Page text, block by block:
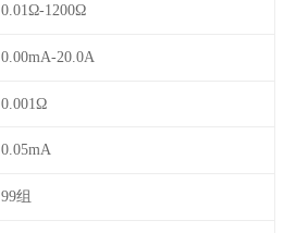
0.01Ω-1200Ω
0.00mA-20.0A
0.001Ω
0.05mA
99组